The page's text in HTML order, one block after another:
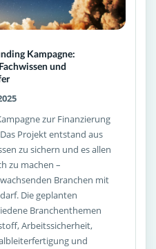
Kampagne:
und
zur Finanzierung
Projekt entstand aus
zu sichern und es allen
zu machen –
Branchen mit
Die geplanten
Branchenthemen
Arbeitssicherheit,
und